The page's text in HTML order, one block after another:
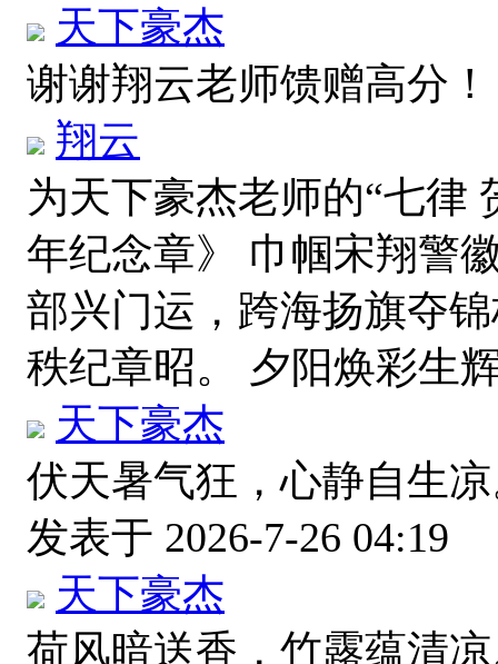
天下豪杰
谢谢翔云老师馈赠高分
翔云
为天下豪杰老师的“七律
年纪念章》 巾帼宋翔警
部兴门运，跨海扬旗夺
秩纪章昭。 夕阳焕彩
天下豪杰
伏天暑气狂，心静自生
发表于 2026-7-26 04:19
天下豪杰
荷风暗送香，竹露蕴清